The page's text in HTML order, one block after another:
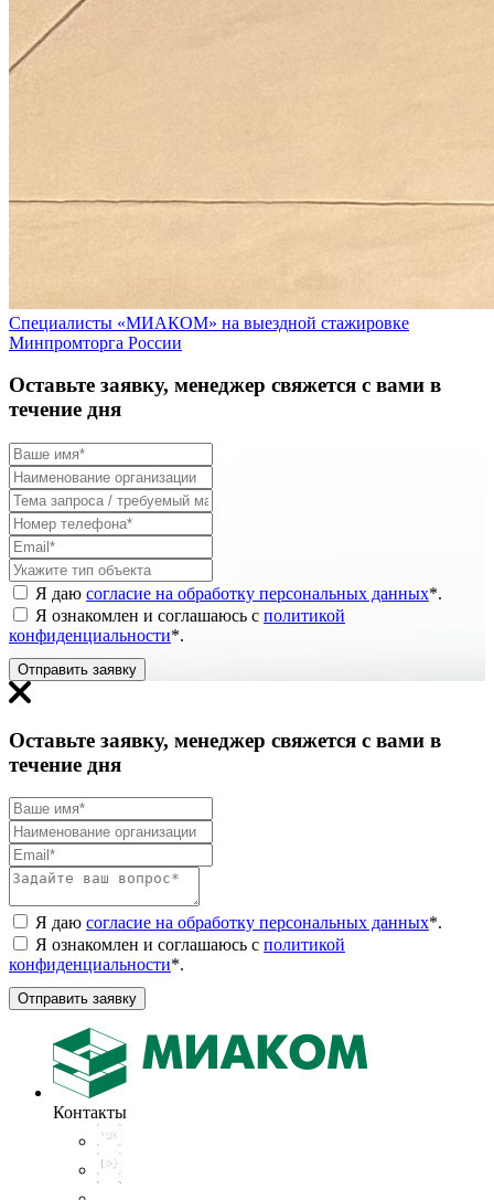
Специалисты «МИАКОМ» на выездной стажировке
Минпромторга России
Оставьте заявку, менеджер свяжется с вами в
течение дня
Я даю согласие на обработку персональных данных*.
Я ознакомлен и соглашаюсь с политикой
конфиденциальности*.
Отправить заявку
Оставьте заявку, менеджер свяжется с вами в
течение дня
Я даю согласие на обработку персональных данных*.
Я ознакомлен и соглашаюсь с политикой
конфиденциальности*.
Отправить заявку
Контакты